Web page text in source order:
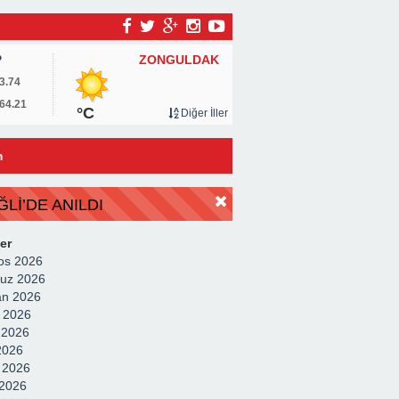
ZONGULDAK
°C Diğer İller
ANILDI
2026
2026
2026
2026